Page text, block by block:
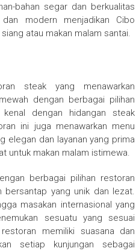
bahan segar dan berkualitas
modern menjadikan Cibo
atau makan malam santai.
steak yang menawarkan
dengan berbagai pilihan
dengan hidangan steak
ini juga menawarkan menu
elegan dan layanan yang prima
untuk makan malam istimewa.
berbagai pilihan restoran
bersantap yang unik dan lezat.
masakan internasional yang
sesuatu yang sesuai
memiliki suasana dan
setiap kunjungan sebagai